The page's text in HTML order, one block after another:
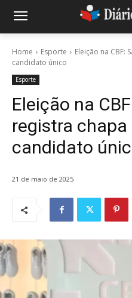
Home Esporte
Eleição na CBF:
candidato único
Esporte
Eleição na
registra chapa
candidato
21 de maio de 2025